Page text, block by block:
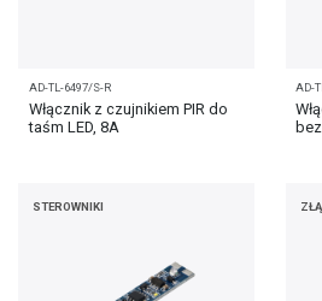
AD-TL-6497/S-R
Włącznik z czujnikiem PIR do
taśm LED, 8A
AD-
STEROWNIKI